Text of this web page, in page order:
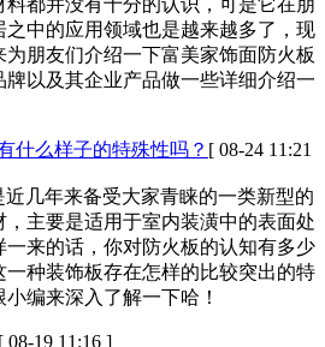
都并没有十分的认识，可是它在朋
中的应用领域也是越来越多了，现
来为朋友们介绍一下富美家饰面防火板
牌以及其企业产品做一些详细介绍一
么样子的特殊性吗？ [ 08-24 11:21
近几年来备受大家青睐的一类新型的
，主要是适用于室内装潢中的表面处
一来的话，你对防火板的认知有多少
道这一种装饰板存在怎样的比较突出的特
编来深入了解一下哈！
[ 08-19 11:16 ]